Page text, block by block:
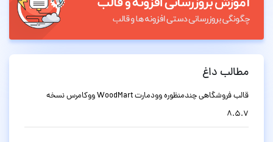
مطالب داغ
قالب فروشگاهی چندمنظوره وودمارت WoodMart ووکامرس نسخه
8.5.7